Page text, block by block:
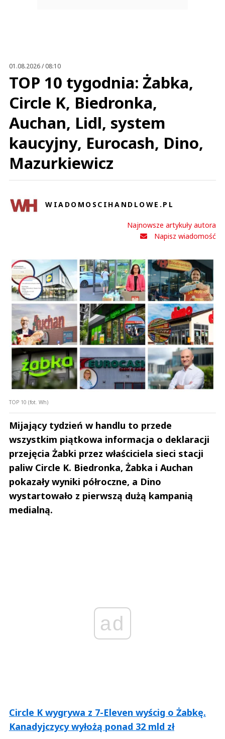
01.08.2026 / 08:10
TOP 10 tygodnia: Żabka,
Circle K, Biedronka,
Auchan, Lidl, system
kaucyjny, Eurocash, Dino,
Mazurkiewicz
WIADOMOSCIHANDLOWE.PL
Najnowsze artykuły autora
Napisz wiadomość
TOP 10 (fot. Wh)
Mijający tydzień w handlu to przede
wszystkim piątkowa informacja o deklaracji
przejęcia Żabki przez właściciela sieci stacji
paliw Circle K. Biedronka, Żabka i Auchan
pokazały wyniki półroczne, a Dino
wystartowało z pierwszą dużą kampanią
medialną.
ad
Circle K wygrywa z 7-Eleven wyścig o Żabkę.
Kanadyjczycy wyłożą ponad 32 mld zł